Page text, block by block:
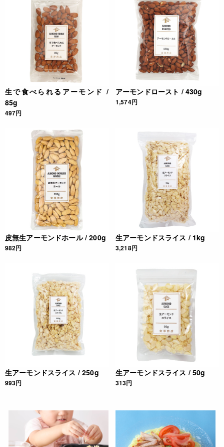
生で食べられるアーモンド /
85g
497円
アーモンドロースト / 430g
1,574円
皮無生アーモンドホール / 200g
982円
生アーモンドスライス / 1kg
3,218円
生アーモンドスライス / 250g
993円
生アーモンドスライス / 50g
313円